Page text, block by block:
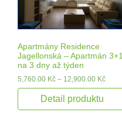
Apartmány Residence
Jagellonská – Apartmán 3+1
na 3 dny až týden
5,760.00 Kč – 12,900.00 Kč
Detail produktu